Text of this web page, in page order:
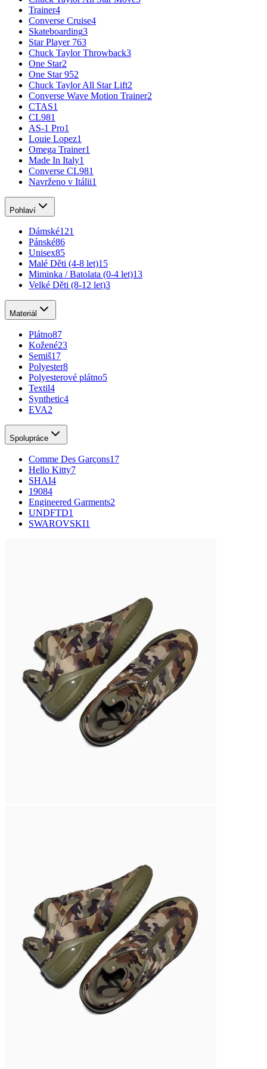
Trainer4
Converse Cruise4
Skateboarding3
Star Player 763
Chuck Taylor Throwback3
One Star2
One Star 952
Chuck Taylor All Star Lift2
Converse Wave Motion Trainer2
CTAS1
CL981
AS-1 Pro1
Louie Lopez1
Omega Trainer1
Made In Italy1
Converse CL981
Navrženo v Itálii1
Pohlaví
Dámské121
Pánské86
Unisex85
Malé Děti (4-8 let)15
Miminka / Batolata (0-4 let)13
Velké Děti (8-12 let)3
Materiál
Plátno87
Kožené23
Semiš17
Polyester8
Polyesterové plátno5
Textil4
Synthetic4
EVA2
Spolupráce
Comme Des Garçons17
Hello Kitty7
SHAI4
19084
Engineered Garments2
UNDFTD1
SWAROVSKI1